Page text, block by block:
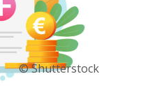
© Shutterstock